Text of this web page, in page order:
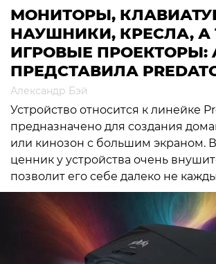
МОНИТОРЫ,
НАУШНИКИ, КРЕСЛА, А
ИГРОВЫЕ ПРОЕКТОРЫ:
ПРЕДСТАВИЛА
Александр Бэй
Устройство относится к линейке
предназначено для создания
или кинозон с большим экраном.
ценник у устройства очень
позволит его себе далеко не